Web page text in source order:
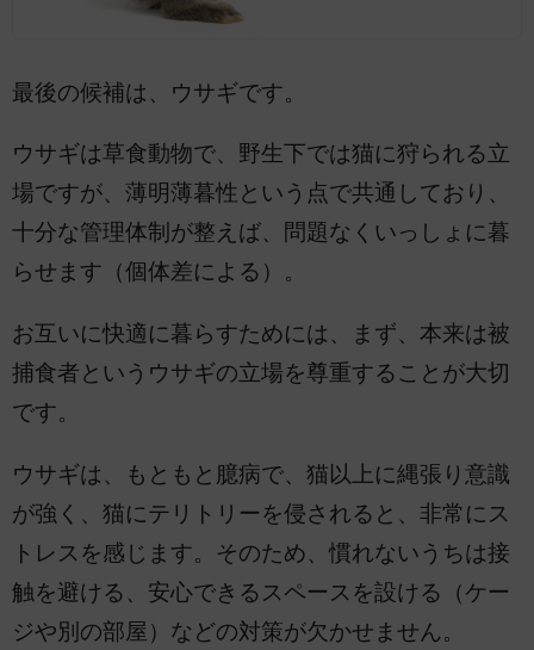
最後の候補は、ウサギです。
ウサギは草食動物で、野生下では猫に狩られる立
場ですが、薄明薄暮性という点で共通しており、
十分な管理体制が整えば、問題なくいっしょに暮
らせます（個体差による）。
お互いに快適に暮らすためには、まず、本来は被
捕食者というウサギの立場を尊重することが大切
です。
ウサギは、もともと臆病で、猫以上に縄張り意識
が強く、猫にテリトリーを侵されると、非常にス
トレスを感じます。そのため、慣れないうちは接
触を避ける、安心できるスペースを設ける（ケー
ジや別の部屋）などの対策が欠かせません。